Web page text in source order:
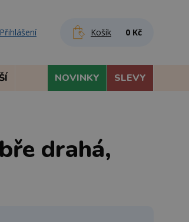
Přihlášení Košík 0 Kč
NOVINKY SLEVY
drahá,